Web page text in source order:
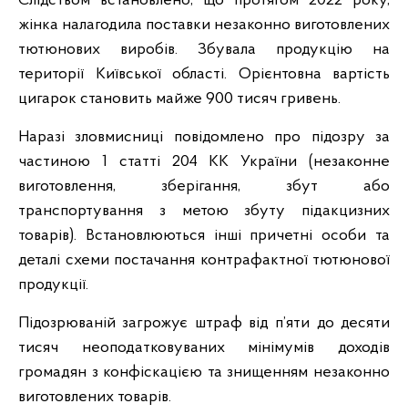
жінка налагодила поставки незаконно виготовлених
тютюнових виробів. Збувала продукцію на
території Київської області. Орієнтовна вартість
цигарок становить майже 900 тисяч гривень.
Наразі зловмисниці повідомлено про підозру за
частиною 1 статті 204 КК України (незаконне
виготовлення, зберігання, збут або
транспортування з метою збуту підакцизних
товарів). Встановлюються інші причетні особи та
деталі схеми постачання контрафактної тютюнової
продукції.
Підозрюваній загрожує штраф від п’яти до десяти
тисяч неоподатковуваних мінімумів доходів
громадян з конфіскацією та знищенням незаконно
виготовлених товарів.